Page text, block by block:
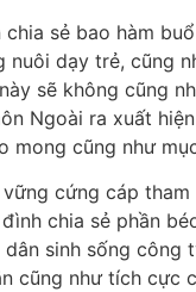
sẻ bao hàm
dạy trẻ, cũng
sẽ không cũng
Ngoài ra xuất
mong cũng như
cứng cáp
chia sẻ phần
sinh sống công
cũng như tích cực